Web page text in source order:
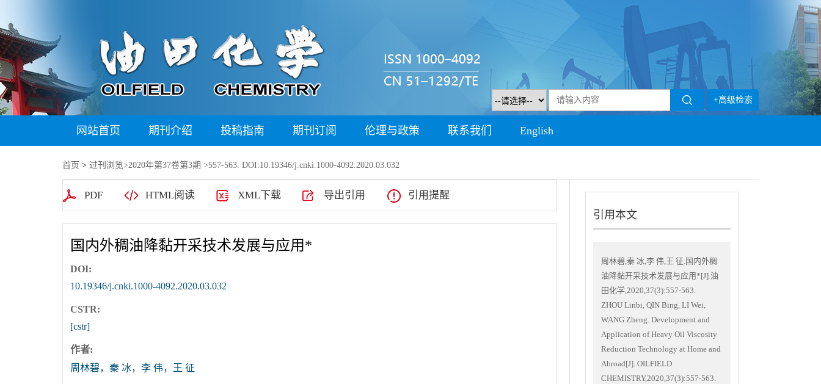
+高级检索
网站首页 期刊介绍 投稿指南 期刊订阅 伦理与政策 联系我们 English
首页 > 过刊浏览>2020年第37卷第3期 >557-563. DOI:10.19346/j.cnki.1000-4092.2020.03.032
PDF HTML阅读 XML下载 导出引用 引用提醒
国内外稠油降黏开采技术发展与应用*
DOI:
10.19346/j.cnki.1000-4092.2020.03.032
CSTR:
[cstr]
作者:
周林碧，秦 冰，李 伟，王 征
引用本文
周林碧,秦 冰,李 伟,王 征.国内外稠
油降黏开采技术发展与应用*[J].油
田化学,2020,37(3):557-563.
ZHOU Linbi, QIN Bing, LI Wei,
WANG Zheng. Development and
Application of Heavy Oil Viscosity
Reduction Technology at Home and
Abroad[J]. OILFIELD
CHEMISTRY,2020,37(3):557-563.